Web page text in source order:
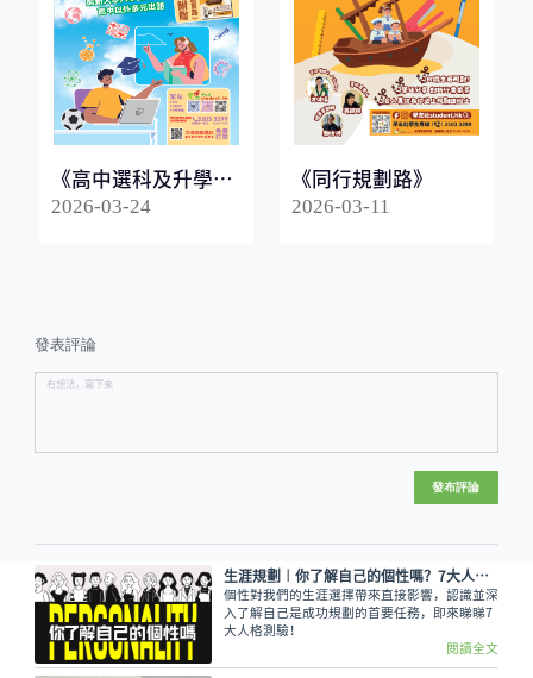
《高中選科及升學指
南2026》
2026-03-24
《同行規劃路》
2026-03-11
發表評論
發布評論
生涯規劃︱你了解自己的個性嗎？7大人格測驗拆解你的特質！
個性對我們的生涯選擇帶來直接影響，認識並深
入了解自己是成功規劃的首要任務，即來睇睇7
大人格測驗！
閱讀全文